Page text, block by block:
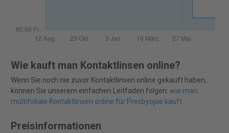
Wie kauft man Kontaktlinsen online?
Wenn Sie noch nie zuvor Kontaktlinsen online gekauft haben,
können Sie unserem einfachen Leitfaden folgen: wie man
multifokale Kontaktlinsen online für Presbyopie kauft.
Preisinformationen